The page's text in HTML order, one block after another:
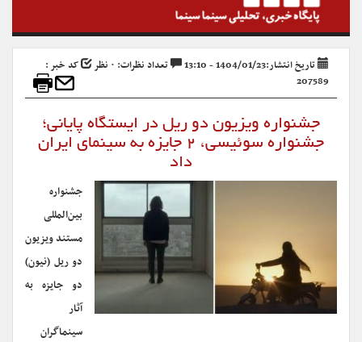
تاریخ انتشار:1404/01/23 - 13:10 تعداد نظرات: ۰ نظر
کد خبر :
207589
جشنواره ویزیون دو ریل در ایستگاه پایانی؛
جشنواره سوئیسی، ۲ جایزه به سینمای ایران
داد
جشنواره
بین‌المللی
مستند ویزیون
دو ریل (نیون)
دو جایزه به
آثار
سینماگران